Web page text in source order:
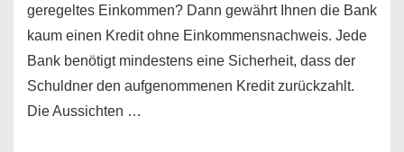
geregeltes Einkommen? Dann gewährt Ihnen die Bank
kaum einen Kredit ohne Einkommensnachweis. Jede
Bank benötigt mindestens eine Sicherheit, dass der
Schuldner den aufgenommenen Kredit zurückzahlt.
Die Aussichten …